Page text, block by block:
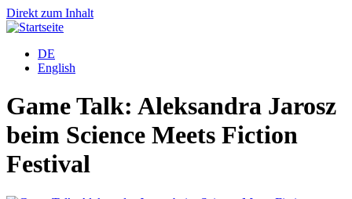
Direkt zum Inhalt
DE
English
Game Talk: Aleksandra Jarosz
beim Science Meets Fiction
Festival